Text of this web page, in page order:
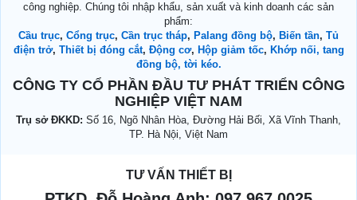
công nghiệp. Chúng tôi nhập khẩu, sản xuất và kinh doanh các sản
phẩm:
Cầu trục, Cổng trục, Cần trục tháp, Palang đồng bộ, Biến tần, Tủ
điện trở, Thiết bị đóng cắt, Động cơ, Hộp giảm tốc, Khớp nối, tang
đồng bộ, tời kéo.
CÔNG TY CỔ PHẦN ĐẦU TƯ PHÁT TRIỂN CÔNG
NGHIỆP VIỆT NAM
Trụ sở ĐKKD: Số 16, Ngõ Nhân Hòa, Đường Hải Bối, Xã Vĩnh Thanh,
TP. Hà Nội, Việt Nam
TƯ VẤN THIẾT BỊ